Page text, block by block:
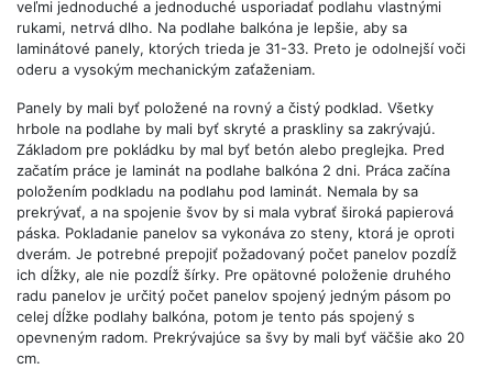
veľmi jednoduché a jednoduché usporiadať podlahu vlastnými
rukami, netrvá dlho. Na podlahe balkóna je lepšie, aby sa
laminátové panely, ktorých trieda je 31-33. Preto je odolnejší voči
oderu a vysokým mechanickým zaťaženiam.
Panely by mali byť položené na rovný a čistý podklad. Všetky
hrbole na podlahe by mali byť skryté a praskliny sa zakrývajú.
Základom pre pokládku by mal byť betón alebo preglejka. Pred
začatím práce je laminát na podlahe balkóna 2 dni. Práca začína
položením podkladu na podlahu pod laminát. Nemala by sa
prekrývať, a na spojenie švov by si mala vybrať široká papierová
páska. Pokladanie panelov sa vykonáva zo steny, ktorá je oproti
dverám. Je potrebné prepojiť požadovaný počet panelov pozdĺž
ich dĺžky, ale nie pozdĺž šírky. Pre opätovné položenie druhého
radu panelov je určitý počet panelov spojený jedným pásom po
celej dĺžke podlahy balkóna, potom je tento pás spojený s
opevneným radom. Prekrývajúce sa švy by mali byť väčšie ako 20
cm.